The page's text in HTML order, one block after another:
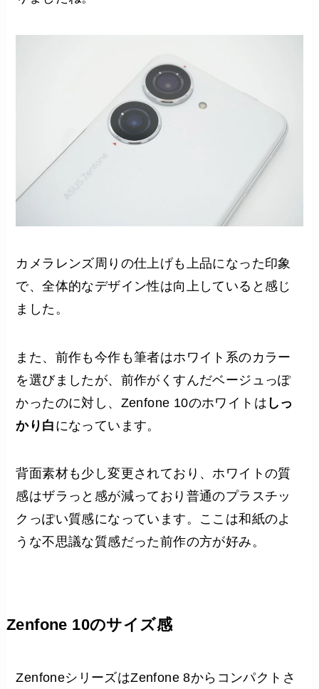
カメラレンズ周りの仕上げも上品になった印象
で、全体的なデザイン性は向上していると感じ
ました。
また、前作も今作も筆者はホワイト系のカラー
を選びましたが、前作がくすんだベージュっぽ
かったのに対し、Zenfone 10のホワイトは しっ
かり白 になっています。
背面素材も少し変更されており、ホワイトの質
感はザラっと感が減っており普通のプラスチッ
クっぽい質感になっています。ここは和紙のよ
うな不思議な質感だった前作の方が好み。
Zenfone 10のサイズ感
ZenfoneシリーズはZenfone 8からコンパクトさ